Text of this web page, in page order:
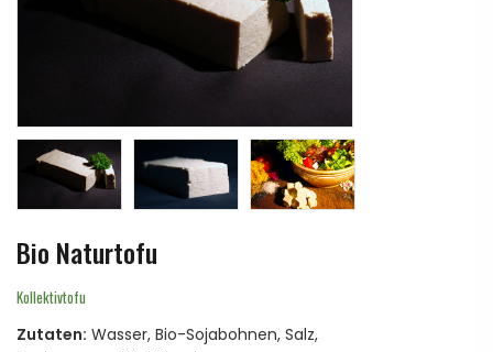
Bio Naturtofu
Kollektivtofu
Zutaten: Wasser, Bio-Sojabohnen, Salz,